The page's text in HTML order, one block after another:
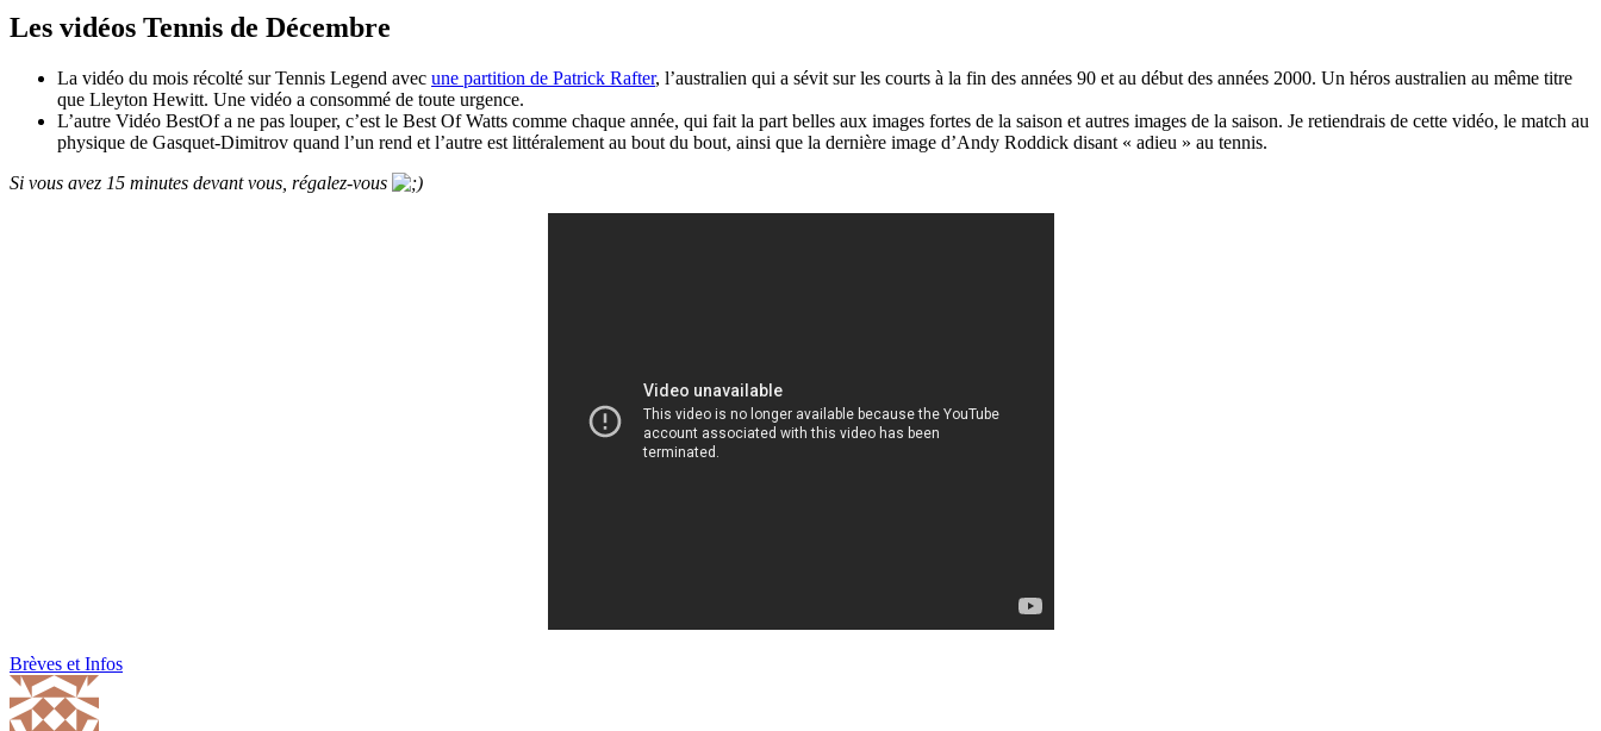
Les vidéos Tennis de Décembre
La vidéo du mois récolté sur Tennis Legend avec une partition de Patrick Rafter, l’australien qui a sévit sur les courts à la fin des années 90 et au début des années 2000. Un héros australien au même titre
que Lleyton Hewitt. Une vidéo a consommé de toute urgence.
L’autre Vidéo BestOf a ne pas louper, c’est le Best Of Watts comme chaque année, qui fait la part belles aux images fortes de la saison et autres images de la saison. Je retiendrais de cette vidéo, le match au
physique de Gasquet-Dimitrov quand l’un rend et l’autre est littéralement au bout du bout, ainsi que la dernière image d’Andy Roddick disant « adieu » au tennis.
Si vous avez 15 minutes devant vous, régalez-vous
Brèves et Infos